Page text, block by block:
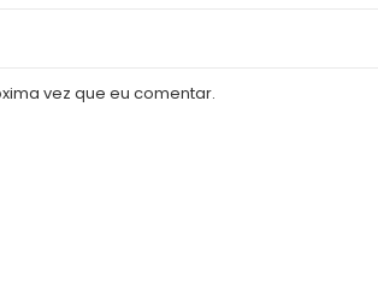
vez que eu comentar.